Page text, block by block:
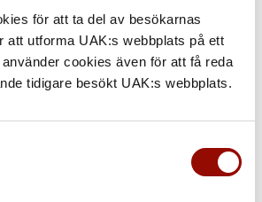
för att ta del av besökarnas
att utforma UAK:s webbplats på ett
cookies även för att få reda
tidigare besökt UAK:s webbplats.
högsta societeten, och vid ett flertal
att måla den franska kungafamiljen,
mitt. En period kallades han till S:t
ville åtnjuta Roslins talang. Sina sista